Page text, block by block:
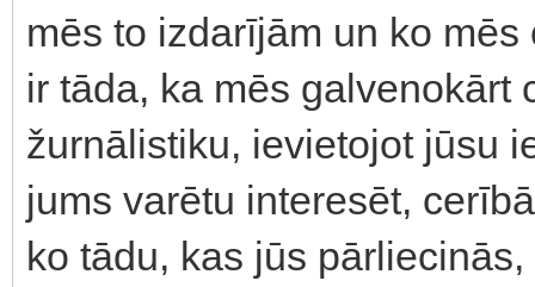
mēs to izdarījām un ko
ir tāda, ka mēs galvenokārt
žurnālistiku, ievietojot jūsu
jums varētu interesēt,
ko tādu, kas jūs